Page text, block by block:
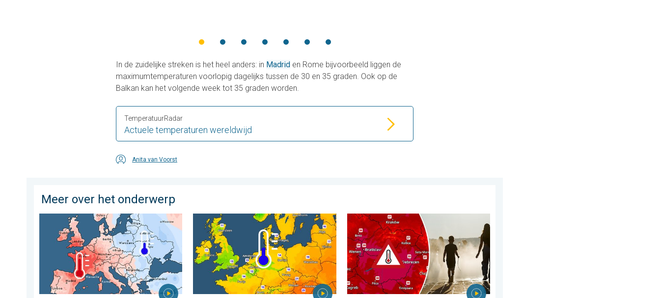
In de zuidelijke streken is het heel anders: in Madrid en Rome bijvoorbeeld liggen de
maximumtemperaturen voorlopig dagelijks tussen de 30 en 35 graden. Ook op de
Balkan kan het volgende week tot 35 graden worden.
Actuele temperaturen wereldwijd
TemperatuurRadar
Anita van Voorst
Meer over het onderwerp
Grote weersverschillen in juli. Tweedeling Europa. . . maandag 3 augustus 2026Er komen koelere nachten aan. West- en Midden-Europa. . . donderdag 6 augustus 2026
Extreme hitte in Oost-Europa. Tot ruim 40 graden. . . dinsdag 4 augustus 2026